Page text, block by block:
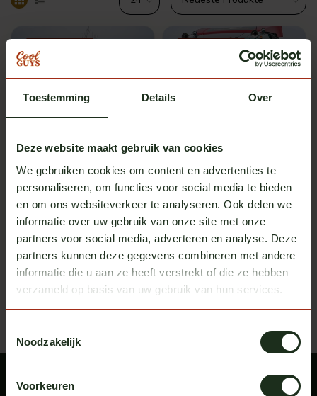
Toestemming Details Over
Deze website maakt gebruik van cookies
We gebruiken cookies om content en advertenties te
personaliseren, om functies voor social media te bieden
en om ons websiteverkeer te analyseren. Ook delen we
informatie over uw gebruik van onze site met onze
partners voor social media, adverteren en analyse. Deze
partners kunnen deze gegevens combineren met andere
informatie die u aan ze heeft verstrekt of die ze hebben
verzameld op basis van uw gebruik van hun services.
Noodzakelijk
Voorkeuren
Fox Parts
Custom Volvo FH/Aero
Auf Lager
€ 545,00 exkl. MwSt.
Fox Parts
FH/Aero
Auf Lager
€ 545,00 exkl. MwSt.
Zuletzt angesehen Bekijk alle producten